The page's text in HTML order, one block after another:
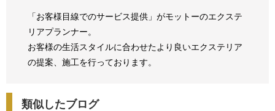
「お客様目線でのサービス提供」がモットーのエクステ
リアプランナー。
お客様の生活スタイルに合わせたより良いエクステリア
の提案、 施工を行っております。
類似したブログ